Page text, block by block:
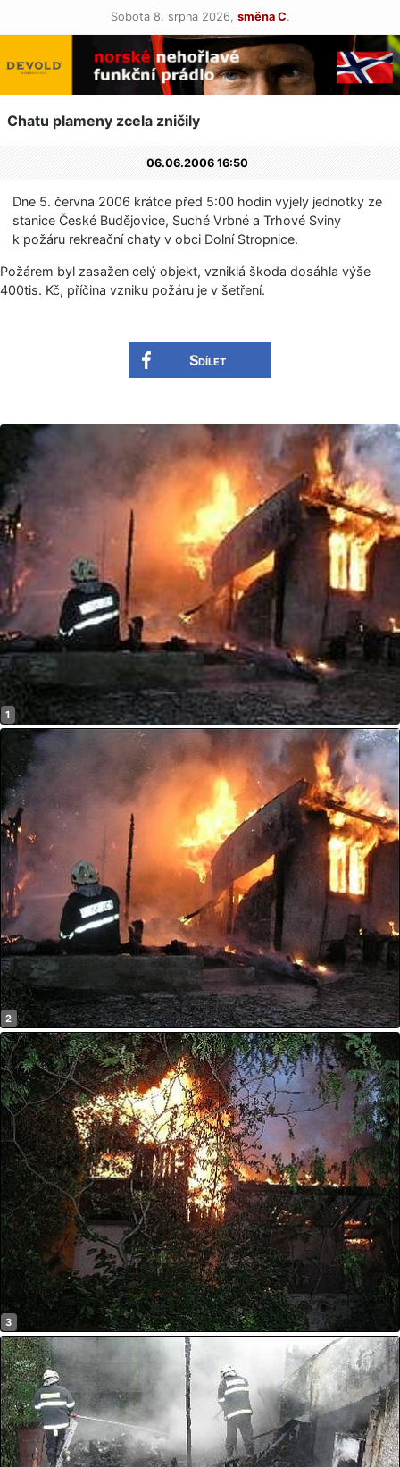
Sobota 8. srpna 2026, směna C.
Chatu plameny zcela zničily
06.06.2006 16:50
Dne 5. června 2006 krátce před 5:00 hodin vyjely jednotky ze
stanice České Budějovice, Suché Vrbné a Trhové Sviny
k požáru rekreační chaty v obci Dolní Stropnice.
Požárem byl zasažen celý objekt, vzniklá škoda dosáhla výše
400tis. Kč, příčina vzniku požáru je v šetření.
Sdílet